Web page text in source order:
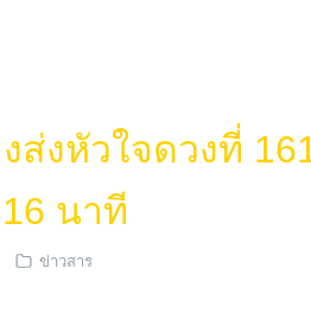
งหัวใจดวงที่
นาที
ข่าวสาร